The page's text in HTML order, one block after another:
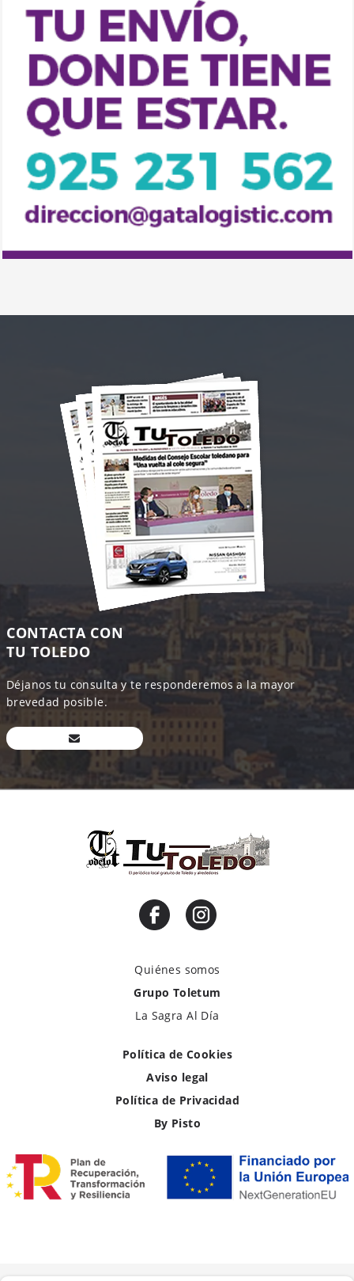
CONTACTA CON
TU TOLEDO
Déjanos tu consulta y te responderemos a la mayor
brevedad posible.
Quiénes somos
Grupo Toletum
La Sagra Al Día
Política de Cookies
Aviso legal
Política de Privacidad
By Pisto